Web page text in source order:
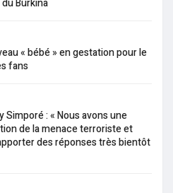
Burkina
« bébé » en gestation pour le
fans
Simporé : « Nous avons une
de la menace terroriste et
des réponses très bientôt